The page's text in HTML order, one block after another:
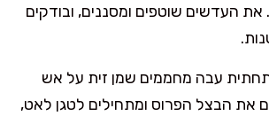
את העדשים שוטפים ומסננים, ובודקים
עבה מחממים שמן זית על אש
את הבצל הפרוס ומתחילים לטגן לאט,